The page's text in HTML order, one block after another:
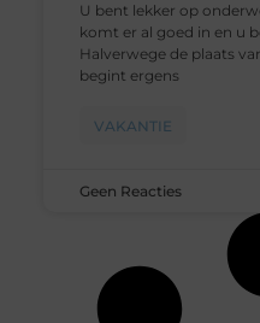
U bent lekker op
komt er al goed in en u
Halverwege de plaats
begint ergens
VAKANTIE
Geen Reacties